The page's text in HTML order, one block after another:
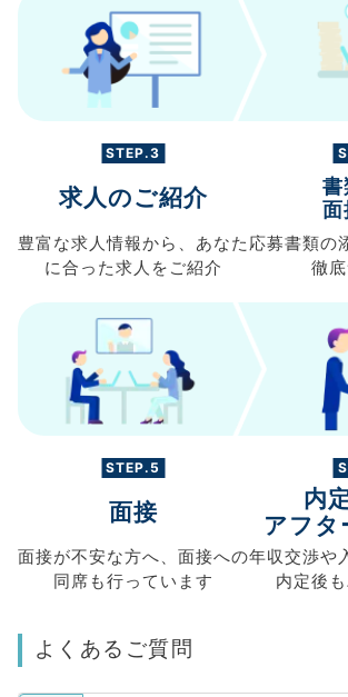
STEP.3
求人のご紹介
豊富な求人情報から、 あなた
に合った求人を ご紹介
書
面
応募書類の
徹
STEP.5
面接
面接が不安な方へ、 面接への
同席も行っています
内
アフタ
年収交渉や
内定後
よくあるご質問